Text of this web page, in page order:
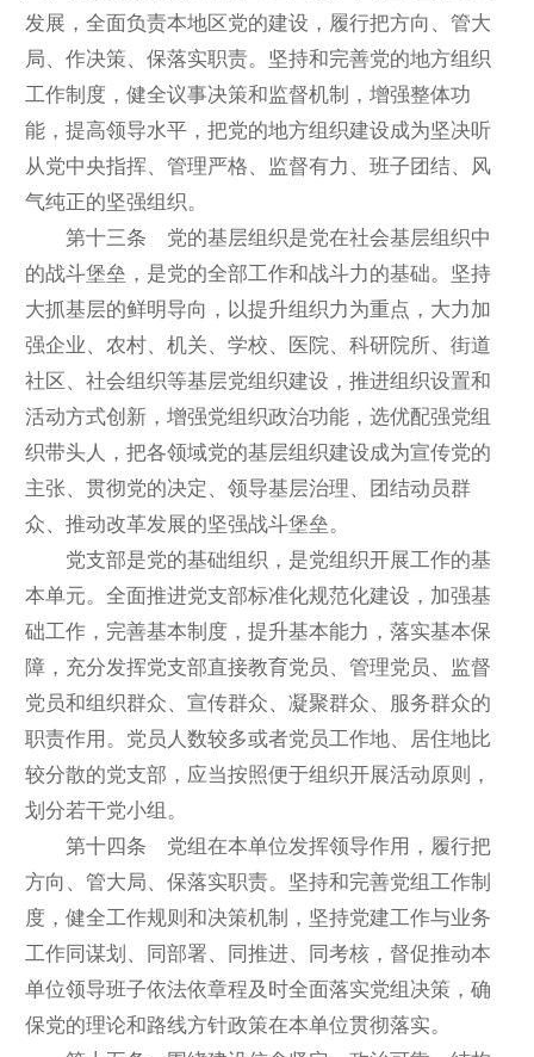
发展，全面负责本地区党的建设，履行把方向、管大
局、作决策、保落实职责。坚持和完善党的地方组织
工作制度，健全议事决策和监督机制，增强整体功
能，提高领导水平，把党的地方组织建设成为坚决听
从党中央指挥、管理严格、监督有力、班子团结、风
气纯正的坚强组织。
第十三条 党的基层组织是党在社会基层组织中
的战斗堡垒，是党的全部工作和战斗力的基础。坚持
大抓基层的鲜明导向，以提升组织力为重点，大力加
强企业、农村、机关、学校、医院、科研院所、街道
社区、社会组织等基层党组织建设，推进组织设置和
活动方式创新，增强党组织政治功能，选优配强党组
织带头人，把各领域党的基层组织建设成为宣传党的
主张、贯彻党的决定、领导基层治理、团结动员群
众、推动改革发展的坚强战斗堡垒。
党支部是党的基础组织，是党组织开展工作的基
本单元。全面推进党支部标准化规范化建设，加强基
础工作，完善基本制度，提升基本能力，落实基本保
障，充分发挥党支部直接教育党员、管理党员、监督
党员和组织群众、宣传群众、凝聚群众、服务群众的
职责作用。党员人数较多或者党员工作地、居住地比
较分散的党支部，应当按照便于组织开展活动原则，
划分若干党小组。
第十四条 党组在本单位发挥领导作用，履行把
方向、管大局、保落实职责。坚持和完善党组工作制
度，健全工作规则和决策机制，坚持党建工作与业务
工作同谋划、同部署、同推进、同考核，督促推动本
单位领导班子依法依章程及时全面落实党组决策，确
保党的理论和路线方针政策在本单位贯彻落实。